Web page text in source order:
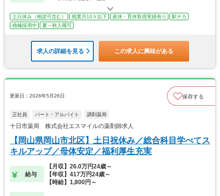
土日休み（相談可含む） 残業月10ｈ以下 産休・育休取得実績有り
駅チカ
積極採用中
夏～秋入職可
求人の詳細を見る この求人に興味がある
更新日：2026年5月26日 保存する
正社員 パート・アルバイト 調剤薬局
十日市薬局 株式会社エスマイルの薬剤師求人
【岡山県岡山市北区】土日祝休み／総合科目学べてス
キルアップ／母体安定／福利厚生充実
給与
【月収】26.0万円24歳～
【年収】417万円24歳～
【時給】1,800円～